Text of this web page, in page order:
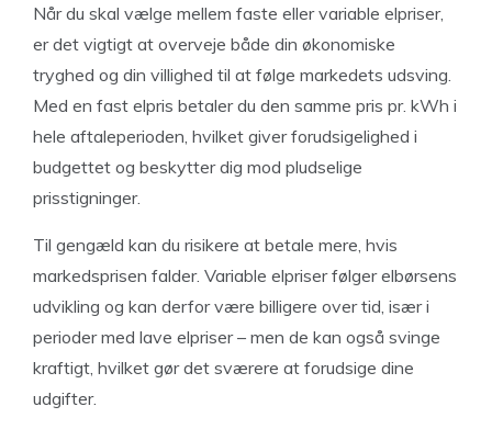
Når du skal vælge mellem faste eller variable elpriser,
er det vigtigt at overveje både din økonomiske
tryghed og din villighed til at følge markedets udsving.
Med en fast elpris betaler du den samme pris pr. kWh i
hele aftaleperioden, hvilket giver forudsigelighed i
budgettet og beskytter dig mod pludselige
prisstigninger.
Til gengæld kan du risikere at betale mere, hvis
markedsprisen falder. Variable elpriser følger elbørsens
udvikling og kan derfor være billigere over tid, især i
perioder med lave elpriser – men de kan også svinge
kraftigt, hvilket gør det sværere at forudsige dine
udgifter.